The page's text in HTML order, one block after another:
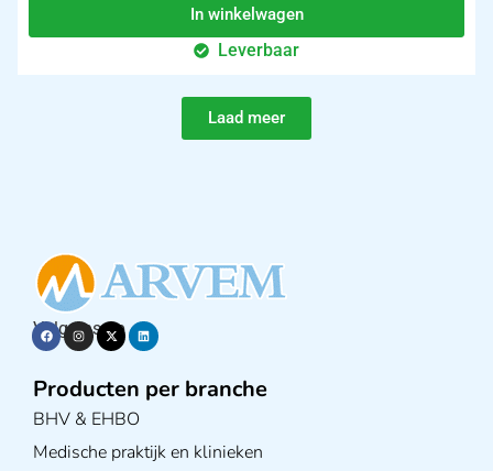
In winkelwagen
Leverbaar
Laad meer
Volg ons op
Producten per branche
BHV & EHBO
Medische praktijk en klinieken